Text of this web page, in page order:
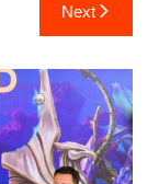
Next